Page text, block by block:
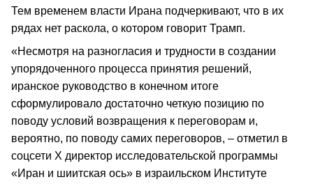
Тем временем власти Ирана подчеркивают, что в их
рядах нет раскола, о котором говорит Трамп.
«Несмотря на разногласия и трудности в создании
упорядоченного процесса принятия решений,
иранское руководство в конечном итоге
сформулировало достаточно четкую позицию по
поводу условий возвращения к переговорам и,
вероятно, по поводу самих переговоров, – отметил в
соцсети X директор исследовательской программы
«Иран и шиитская ось» в израильском Институте